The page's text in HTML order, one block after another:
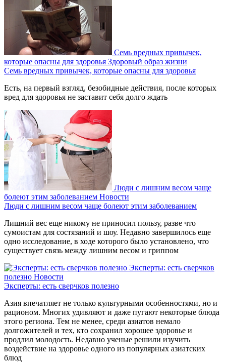
Семь вредных привычек,
которые опасны для здоровья Здоровый образ жизни
Семь вредных привычек, которые опасны для здоровья
Есть, на первый взгляд, безобидные действия, после которых
вред для здоровья не заставит себя долго ждать
Люди с лишним весом чаще
болеют этим заболеванием Новости
Люди с лишним весом чаще болеют этим заболеванием
Лишний вес еще никому не приносил пользу, разве что
сумоистам для состязаний и шоу. Недавно завершилось еще
одно исследование, в ходе которого было установлено, что
существует связь между лишним весом и гриппом
Эксперты: есть сверчков
полезно Новости
Эксперты: есть сверчков полезно
Азия впечатляет не только культурными особенностями, но и
рационом. Многих удивляют и даже пугают некоторые блюда
этого региона. Тем не менее, среди азиатов немало
долгожителей и тех, кто сохранил хорошее здоровье и
продлил молодость. Недавно ученые решили изучить
воздействие на здоровье одного из популярных азиатских
блюд